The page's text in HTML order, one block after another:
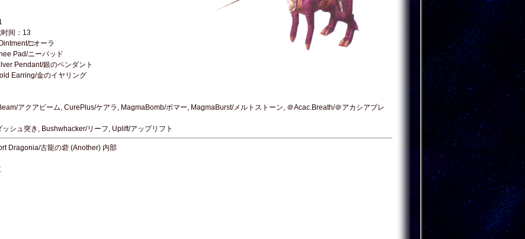
间：13
□オーラ
Pad/ニーパッド
Pendant/銀のペンダント
Earring/金のイヤリング
アクアビーム, CurePlus/ケアラ, MagmaBomb/ボマー, MagmaBurst/メルトストーン, ＠Acac.Breath/＠アカシアブレ
シュ突き, Bushwhacker/リーフ, Uplift/アップリフト
Dragonia/古龍の砦 (Another) 内部